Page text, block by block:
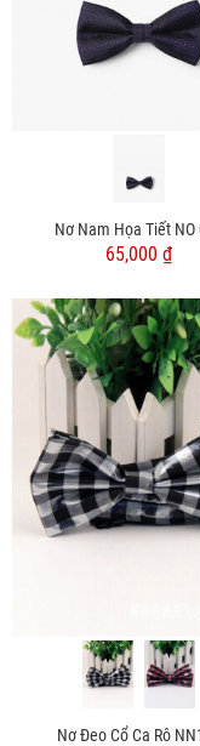
Nơ Nam Họa Tiết NO
65,000 ₫
Nơ Đeo Cổ Ca Rô